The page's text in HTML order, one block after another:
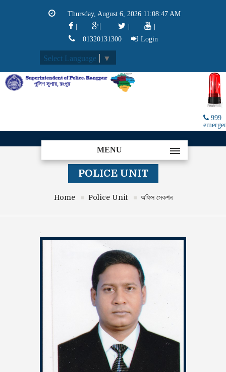
Thursday, August 6, 2026 11:08:47 AM
|
01320131300
Login
Select Language ▼
999
MENU
POLICE UNIT
Home Police Unit অফিস সেকশন